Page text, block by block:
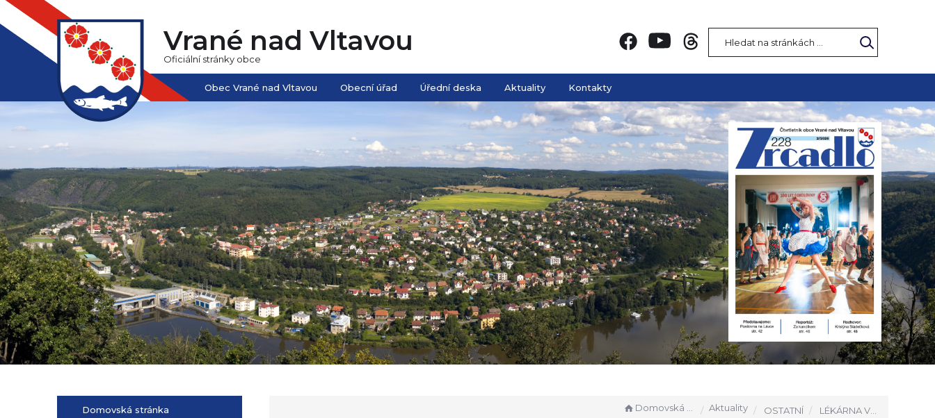
Vrané nad Vltavou
Oficiální stránky obce
Obec Vrané nad Vltavou Obecní úřad Úřední deska Aktuality Kontakty
Domovská stránka Domovská stránka Aktuality OSTATNÍ LÉKÁRNA VRANÉ - prázdninová otevírací doba